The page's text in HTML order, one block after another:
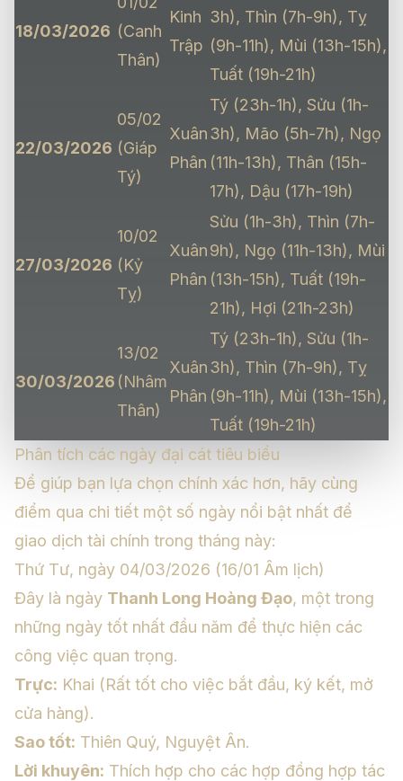
18/03/2026 (Canh
Thân)
Kinh
Trập
3h), Thìn (7h-9h), Tỵ
(9h-11h), Mùi (13h-15h),
Tuất (19h-21h)
22/03/2026
05/02
(Giáp
Tý)
Xuân
Phân
Tý (23h-1h), Sửu (1h-
3h), Mão (5h-7h), Ngọ
(11h-13h), Thân (15h-
17h), Dậu (17h-19h)
27/03/2026
10/02
(Kỷ
Tỵ)
Xuân
Phân
Sửu (1h-3h), Thìn (7h-
9h), Ngọ (11h-13h), Mùi
(13h-15h), Tuất (19h-
21h), Hợi (21h-23h)
30/03/2026
13/02
(Nhâm
Thân)
Xuân
Phân
Tý (23h-1h), Sửu (1h-
3h), Thìn (7h-9h), Tỵ
(9h-11h), Mùi (13h-15h),
Tuất (19h-21h)
Phân tích các ngày đại cát tiêu biểu
Để giúp bạn lựa chọn chính xác hơn, hãy cùng
điểm qua chi tiết một số ngày nổi bật nhất để
giao dịch tài chính trong tháng này:
Thứ Tư, ngày 04/03/2026 (16/01 Âm lịch)
Đây là ngày Thanh Long Hoàng Đạo, một trong
những ngày tốt nhất đầu năm để thực hiện các
công việc quan trọng.
Trực: Khai (Rất tốt cho việc bắt đầu, ký kết, mở
cửa hàng).
Sao tốt: Thiên Quý, Nguyệt Ân.
Lời khuyên: Thích hợp cho các hợp đồng hợp tác